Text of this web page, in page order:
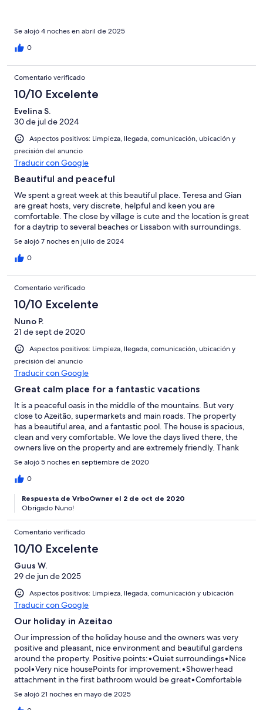
Se alojó 4 noches en abril de 2025
0
Comentario verificado
10/10 Excelente
Evelina S.
30 de jul de 2024
Aspectos positivos: Limpieza, llegada, comunicación, ubicación y
precisión del anuncio
Traducir con Google
Beautiful and peaceful
We spent a great week at this beautiful place. Teresa and Gian
are great hosts, very discrete, helpful and keen you are
comfortable. The close by village is cute and the location is great
for a daytrip to several beaches or Lissabon with surroundings.
Se alojó 7 noches en julio de 2024
0
Comentario verificado
10/10 Excelente
Nuno P.
21 de sept de 2020
Aspectos positivos: Limpieza, llegada, comunicación, ubicación y
precisión del anuncio
Traducir con Google
Great calm place for a fantastic vacations
It is a peaceful oasis in the middle of the mountains. But very
close to Azeitão, supermarkets and main roads. The property
has a beautiful area, and a fantastic pool. The house is spacious,
clean and very comfortable. We love the days lived there, the
owners live on the property and are extremely friendly. Thank
you very much, we hope to return.
Se alojó 5 noches en septiembre de 2020
0
Respuesta de VrboOwner el 2 de oct de 2020
Obrigado Nuno!
Comentario verificado
10/10 Excelente
Guus W.
29 de jun de 2025
Aspectos positivos: Limpieza, llegada, comunicación y ubicación
Traducir con Google
Our holiday in Azeitao
Our impression of the holiday house and the owners was very
positive and pleasant, nice environment and beautiful gardens
around the property. Positive points:•Quiet surroundings•Nice
pool•Very nice housePoints for improvement:•Showerhead
attachment in the first bathroom would be great•Comfortable
chairs in the garden Overall impression, great house, great
location, but you need your own transportation, and nice
Se alojó 21 noches en mayo de 2025